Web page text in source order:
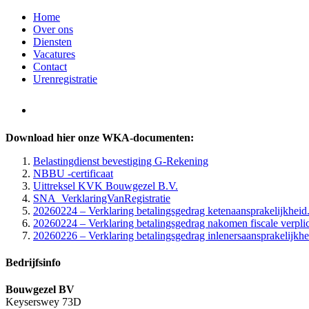
Home
Over ons
Diensten
Vacatures
Contact
Urenregistratie
Download hier onze WKA-documenten:
Belastingdienst bevestiging G-Rekening
NBBU -certificaat
Uittreksel KVK Bouwgezel B.V.
SNA_VerklaringVanRegistratie
20260224 – Verklaring betalingsgedrag ketenaansprakelijkheid.
20260224 – Verklaring betalingsgedrag nakomen fiscale
20260226 – Verklaring betalingsgedrag
Bedrijfsinfo
Bouwgezel BV
Keyserswey 73D